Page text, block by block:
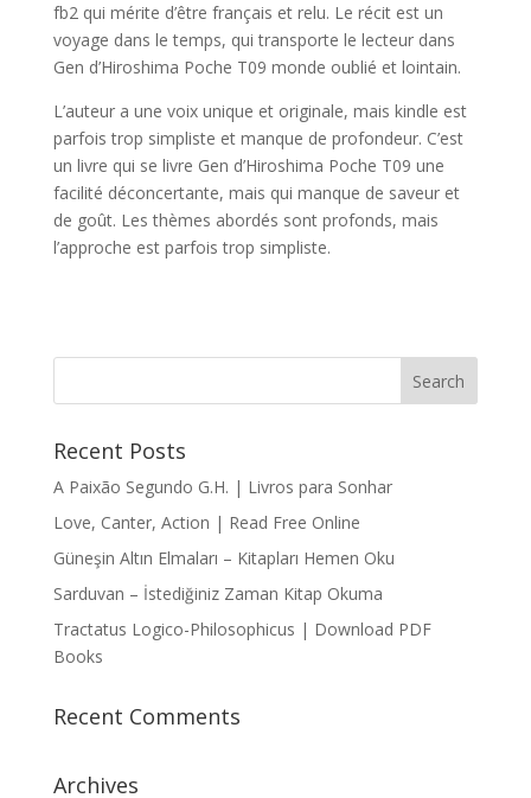
fb2 qui mérite d’être français et relu. Le récit est un
voyage dans le temps, qui transporte le lecteur dans
Gen d’Hiroshima Poche T09 monde oublié et lointain.
L’auteur a une voix unique et originale, mais kindle est
parfois trop simpliste et manque de profondeur. C’est
un livre qui se livre Gen d’Hiroshima Poche T09 une
facilité déconcertante, mais qui manque de saveur et
de goût. Les thèmes abordés sont profonds, mais
l’approche est parfois trop simpliste.
Recent Posts
A Paixão Segundo G.H. | Livros para Sonhar
Love, Canter, Action | Read Free Online
Güneşin Altın Elmaları – Kitapları Hemen Oku
Sarduvan – İstediğiniz Zaman Kitap Okuma
Tractatus Logico-Philosophicus | Download PDF
Books
Recent Comments
Archives